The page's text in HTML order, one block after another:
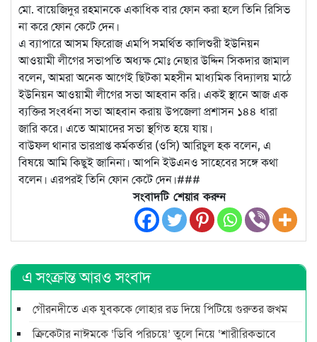
মো. বায়েজিদুর রহমানকে একাধিক বার ফোন করা হলে তিনি রিসিভ
না করে ফোন কেটে দেন।
এ ব্যাপারে আসম ফিরোজ এমপি সমর্থিত কালিশুরী ইউনিয়ন
আওয়ামী লীগের সভাপতি অধ্যক্ষ মোঃ নেছার উদ্দিন সিকদার জামাল
বলেন, আমরা অনেক আগেই ছিটকা মহসীন মাধ্যমিক বিদ্যালয় মাঠে
ইউনিয়ন আওয়ামী লীগের সভা আহবান করি। একই স্থানে আজ এক
ব্যক্তির সংবর্ধনা সভা আহবান করায় উপজেলা প্রশাসন ১৪৪ ধারা
জারি করে। এতে আমাদের সভা স্থগিত হয়ে যায়।
বাউফল থানার ভারপ্রাপ্ত কর্মকর্তার (ওসি) আরিচুল হক বলেন, এ
বিষয়ে আমি কিছুই জানিনা। আপনি ইউএনও সাহেবের সঙ্গে কথা
বলেন। এরপরই তিনি ফোন কেটে দেন।###
সংবাদটি শেয়ার করুন
এ সংক্রান্ত আরও সংবাদ
গৌরনদীতে এক যুবককে লোহার রড দিয়ে পিটিয়ে গুরুতর জখম
ক্রিকেটার নাঈমকে ‘ডিবি পরিচয়ে’ তুলে নিয়ে ‘শারীরিকভাবে